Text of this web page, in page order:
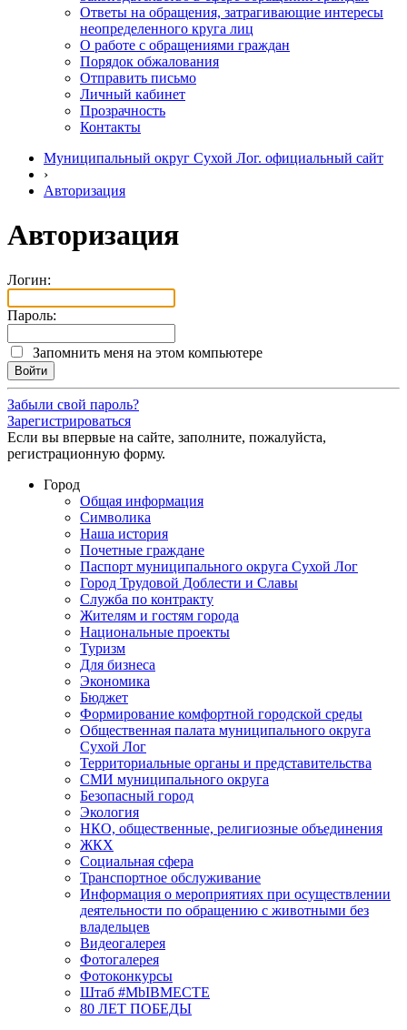
Ответы на обращения, затрагивающие интересы
неопределенного круга лиц
О работе с обращениями граждан
Порядок обжалования
Отправить письмо
Личный кабинет
Прозрачность
Контакты
Муниципальный округ Сухой Лог. официальный сайт
›
Авторизация
Авторизация
Логин:
Пароль:
Запомнить меня на этом компьютере
Забыли свой пароль?
Зарегистрироваться
Если вы впервые на сайте, заполните, пожалуйста,
регистрационную форму.
Город
Общая информация
Символика
Наша история
Почетные граждане
Паспорт муниципального округа Сухой Лог
Город Трудовой Доблести и Славы
Служба по контракту
Жителям и гостям города
Национальные проекты
Туризм
Для бизнеса
Экономика
Бюджет
Формирование комфортной городской среды
Общественная палата муниципального округа
Сухой Лог
Территориальные органы и представительства
СМИ муниципального округа
Безопасный город
Экология
НКО, общественные, религиозные объединения
ЖКХ
Социальная сфера
Транспортное обслуживание
Информация о мероприятиях при осуществлении
деятельности по обращению с животными без
владельцев
Видеогалерея
Фотогалерея
Фотоконкурсы
Штаб #MbIBMECTE
80 ЛЕТ ПОБЕДЫ